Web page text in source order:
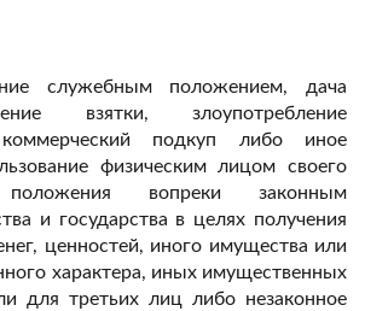
служебным положением, дача
взятки, злоупотребление
подкуп либо иное
физическим лицом своего
положения вопреки законным
и государства в целях получения
ценностей, иного имущества или
характера, иных имущественных
для третьих лиц либо незаконное